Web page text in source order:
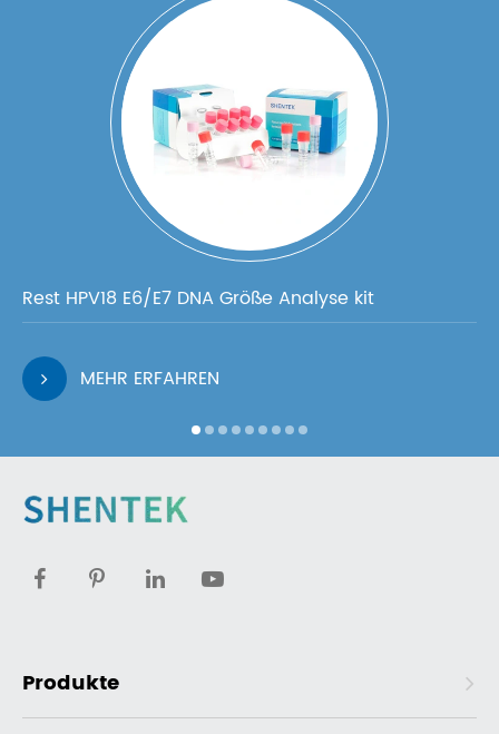
Rest HPV18 E6/E7 DNA Größe Analyse kit
MEHR ERFAHREN
Produkte